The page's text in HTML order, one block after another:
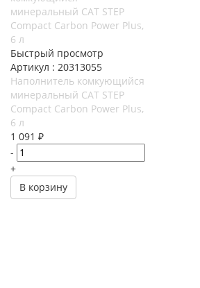
Быстрый просмотр
Артикул : 20313055
Наполнитель комкующийся
минеральный CAT STEP
Compact Carbon Power Plus,
6 л
1 091 ₽
-
+
В корзину